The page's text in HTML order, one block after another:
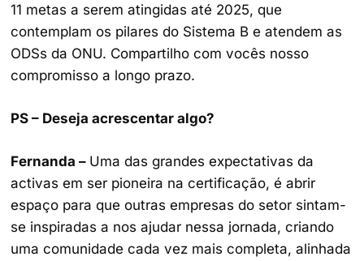
11 metas a serem atingidas até 2025, que
contemplam os pilares do Sistema B e atendem as
ODSs da ONU. Compartilho com vocês nosso
compromisso a longo prazo.
PS – Deseja acrescentar algo?
Fernanda – Uma das grandes expectativas da
activas em ser pioneira na certificação, é abrir
espaço para que outras empresas do setor sintam-
se inspiradas a nos ajudar nessa jornada, criando
uma comunidade cada vez mais completa, alinhada